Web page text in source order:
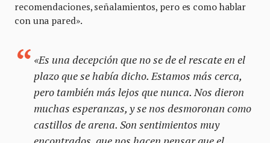
recomendaciones, señalamientos, pero es como hablar
con una pared».
«Es una decepción que no se de el rescate en el
plazo que se había dicho. Estamos más cerca,
pero también más lejos que nunca. Nos dieron
muchas esperanzas, y se nos desmoronan como
castillos de arena. Son sentimientos muy